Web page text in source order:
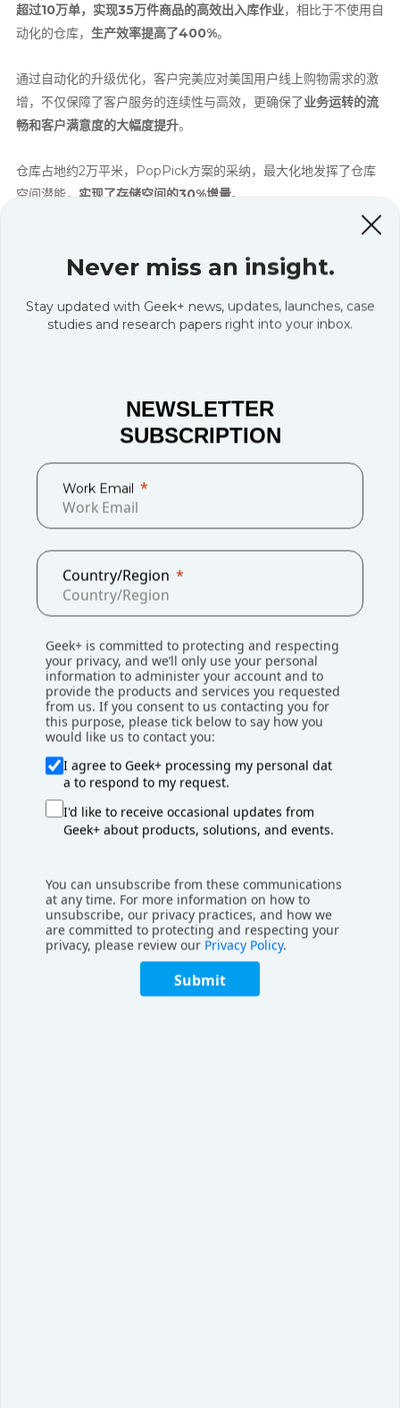
超过10万单，实现35万件商品的高效出入库作业，相比于不使用自
动化的仓库， 生产效率提高了400%。
通过自动化的升级优化，客户完美应对美国用户线上购物需求的激
增，不仅保障了客户服务的连续性与高效，更确保了业务运转的流
畅和客户满意度的大幅度提升。
仓库占地约2万平米，PopPick方案的采纳，最大化地发挥了仓库
空间潜能，实现了存储空间的30%增量。
合存储货架兼容料箱与挂装，保证了存储的高效性，满足了
行业对精细存储和迅捷配送的严苛标准。
Never miss an insight.
Stay updated with Geek+ news, updates, launches, case
studies and research papers right into your inbox.
NEWSLETTER
SUBSCRIPTION
Work Email
Country/Region
Geek+ is committed to protecting and respecting
your privacy, and we’ll only use your personal
information to administer your account and to
provide the products and services you requested
from us. If you consent to us contacting you for
this purpose, please tick below to say how you
would like us to contact you:
I agree to Geek+ processing my personal dat
a to respond to my request.
I'd like to receive occasional updates from
Geek+ about products, solutions, and events.
You can unsubscribe from these communications
at any time. For more information on how to
unsubscribe, our privacy practices, and how we
are committed to protecting and respecting your
privacy, please review our Privacy Policy.
Submit